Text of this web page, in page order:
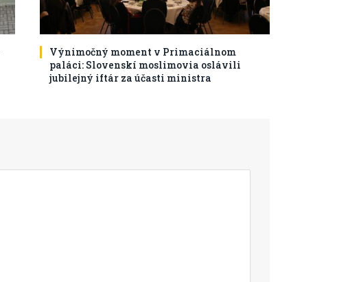
Výnimočný moment v Primaciálnom
paláci: Slovenskí moslimovia oslávili
jubilejný iftár za účasti ministra